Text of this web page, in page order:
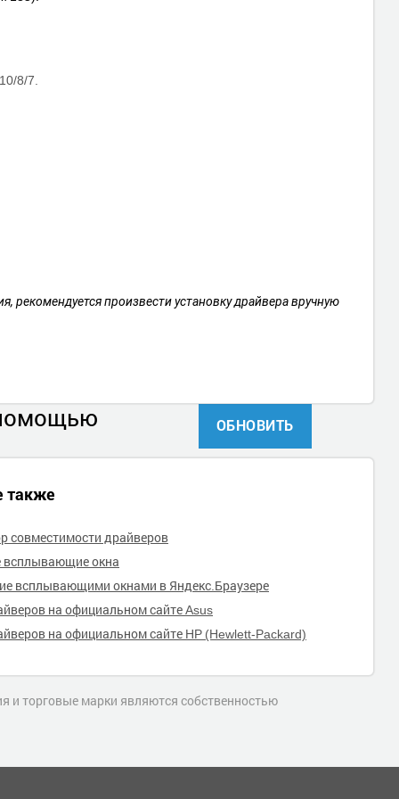
8/7.
произвести установку драйвера вручную
ОБНОВИТЬ
также
совместимости драйверов
всплывающие окна
всплывающими окнами в Яндекс.Браузере
на официальном сайте Asus
на официальном сайте HP (Hewlett-Packard)
и торговые марки являются собственностью